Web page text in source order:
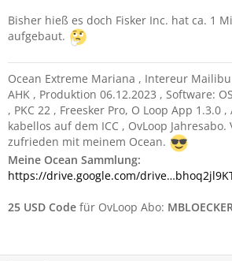
Bisher hieß es doch Fisker Inc. hat ca. 1
aufgebaut.
Ocean Extreme Mariana , Intereur
AHK , Produktion 06.12.2023 , Software:
, PKC 22 , Freesker Pro, O Loop App 1.3.0
kabellos auf dem ICC , OvLoop Jahresabo.
zufrieden mit meinem Ocean.
Meine Ocean Sammlung:
https://drive.google.com/
25 USD Code für OvLoop Abo: